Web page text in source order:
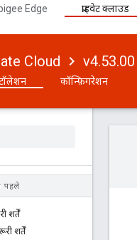
Edge प्राइवेट क्लाउड
Cloud v4.53.00
कॉन्फ़िगरेशन
पहले
शर्तें
शर्तें